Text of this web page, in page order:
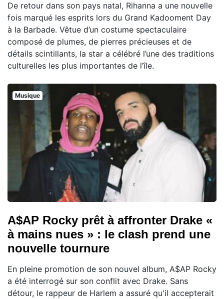
De retour dans son pays natal, Rihanna a une nouvelle
fois marqué les esprits lors du Grand Kadooment Day
à la Barbade. Vêtue d’un costume spectaculaire
composé de plumes, de pierres précieuses et de
détails scintillants, la star a célébré l’une des traditions
culturelles les plus importantes de l’île.
Musique
A$AP Rocky prêt à affronter Drake «
à mains nues » : le clash prend une
nouvelle tournure
En pleine promotion de son nouvel album, A$AP Rocky
a été interrogé sur son conflit avec Drake. Sans
détour, le rappeur de Harlem a assuré qu'il accepterait